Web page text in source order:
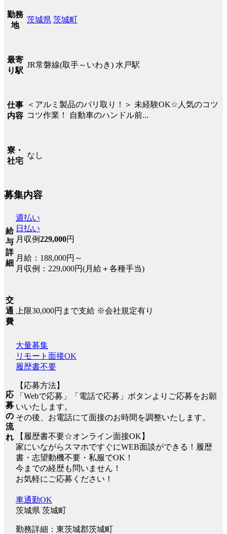
勤務
地
茨城県 茨城町
最寄
り駅
JR常磐線(取手～いわき) 水戸駅
仕事
内容
＜アルミ製品のバリ取り！＞ 未経験OK☆人気のコツ
コツ作業！ 自動車のハンドル前...
寮・
社宅
なし
募集内容
給
与
詳
細
週払い
日払い
月収例229,000円
月給：188,000円～
月収例：229,000円(月給＋各種手当)
交
通
費
上限30,000円まで支給 ※会社規定有り
応
募
の
流
れ
大量募集
リモート面接OK
履歴書不要
【応募方法】
「Webで応募」「電話で応募」ボタンよりご応募をお願
いいたします。
その後、お電話にて面接のお時間を調整いたします。
【履歴書不要☆オンライン面接OK】
家にいながらスマホですぐにWEB面談ができる！履歴
書・志望動機不要・私服でOK！
今までの経歴も問いません！
お気軽にご応募ください！
車通勤OK
茨城県 茨城町
勤務詳細：東茨城郡茨城町